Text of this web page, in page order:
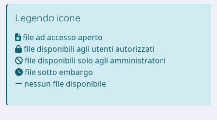
Legenda icone
file ad accesso aperto
file disponibili agli utenti autorizzati
file disponibili solo agli amministratori
file sotto embargo
nessun file disponibile